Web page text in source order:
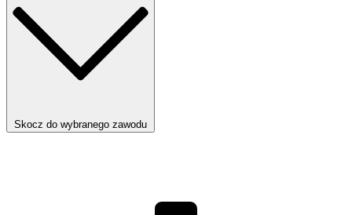
Skocz do wybranego zawodu